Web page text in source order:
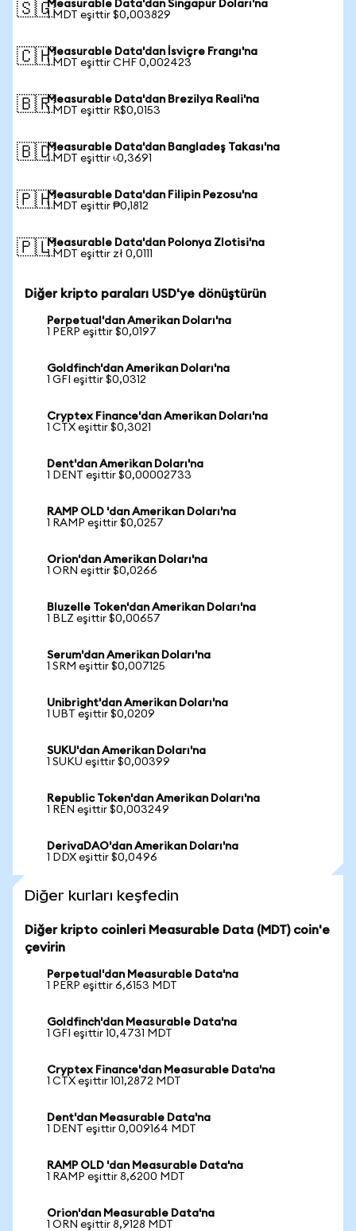
🇸🇬Measurable Data'dan Singapur Doları'na
1 MDT eşittir $0,003829
🇨🇭Measurable Data'dan İsviçre Frangı'na
1 MDT eşittir CHF 0,002423
🇧🇷Measurable Data'dan Brezilya Reali'na
1 MDT eşittir R$0,0153
🇧🇩Measurable Data'dan Bangladeş Takası'na
1 MDT eşittir ৳0,3691
🇵🇭Measurable Data'dan Filipin Pezosu'na
1 MDT eşittir ₱0,1812
🇵🇱Measurable Data'dan Polonya Zlotisi'na
1 MDT eşittir zł 0,0111
Diğer kripto paraları USD'ye dönüştürün
Perpetual'dan Amerikan Doları'na
1 PERP eşittir $0,0197
Goldfinch'dan Amerikan Doları'na
1 GFI eşittir $0,0312
Cryptex Finance'dan Amerikan Doları'na
1 CTX eşittir $0,3021
Dent'dan Amerikan Doları'na
1 DENT eşittir $0,00002733
RAMP OLD 'dan Amerikan Doları'na
1 RAMP eşittir $0,0257
Orion'dan Amerikan Doları'na
1 ORN eşittir $0,0266
Bluzelle Token'dan Amerikan Doları'na
1 BLZ eşittir $0,00657
Serum'dan Amerikan Doları'na
1 SRM eşittir $0,007125
Unibright'dan Amerikan Doları'na
1 UBT eşittir $0,0209
SUKU'dan Amerikan Doları'na
1 SUKU eşittir $0,00399
Republic Token'dan Amerikan Doları'na
1 REN eşittir $0,003249
DerivaDAO'dan Amerikan Doları'na
1 DDX eşittir $0,0496
Diğer kurları keşfedin
Diğer kripto coinleri Measurable Data (MDT) coin'e
çevirin
Perpetual'dan Measurable Data'na
1 PERP eşittir 6,6153 MDT
Goldfinch'dan Measurable Data'na
1 GFI eşittir 10,4731 MDT
Cryptex Finance'dan Measurable Data'na
1 CTX eşittir 101,2872 MDT
Dent'dan Measurable Data'na
1 DENT eşittir 0,009164 MDT
RAMP OLD 'dan Measurable Data'na
1 RAMP eşittir 8,6200 MDT
Orion'dan Measurable Data'na
1 ORN eşittir 8,9128 MDT